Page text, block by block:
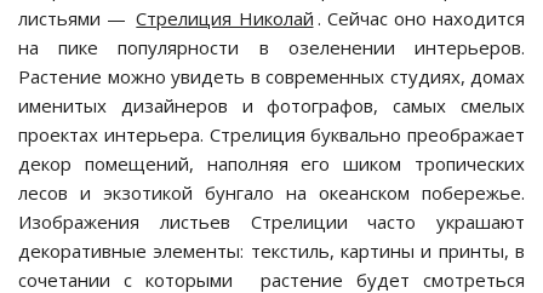
листьями — Стрелиция Николай . Сейчас оно находится
на пике популярности в озеленении интерьеров.
Растение можно увидеть в современных студиях, домах
именитых дизайнеров и фотографов, самых смелых
проектах интерьера. Стрелиция буквально преображает
декор помещений, наполняя его шиком тропических
лесов и экзотикой бунгало на океанском побережье.
Изображения листьев Стрелиции часто украшают
декоративные элементы: текстиль, картины и принты, в
сочетании с которыми растение будет смотреться